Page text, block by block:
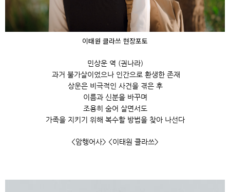
이태원 클라쓰 현장포토
민상운 역 (권나라)
과거 불가살이었으나 인간으로 환생한 존재
상운은 비극적인 사건을 겪은 후
이름과 신분을 바꾸며
조용히 숨어 살면서도
가족을 지키기 위해 복수할 방법을 찾아 나선다
<암행어사> <이태원 클라쓰>